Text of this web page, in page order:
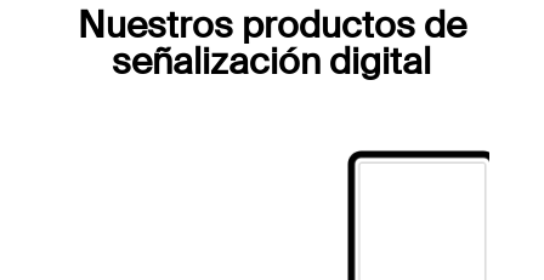
Nuestros productos de
señalización digital